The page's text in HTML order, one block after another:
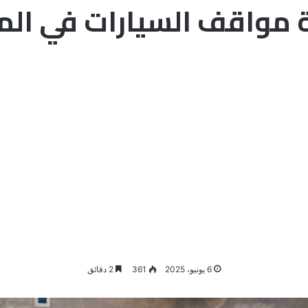
مواقف السيارات في
6 يونيو، 2025 361